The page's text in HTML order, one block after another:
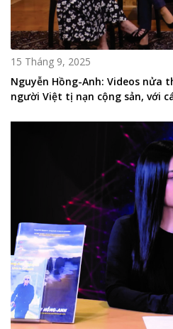
15 Tháng 9, 2025
Nguyễn Hồng-Anh: Videos nửa
người Việt tị nạn cộng sản, với